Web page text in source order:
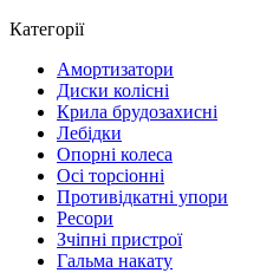
Категорії
Амортизатори
Диски колісні
Крила брудозахисні
Лебідки
Опорні колеса
Осі торсіонні
Противідкатні упори
Ресори
Зчіпні пристрої
Гальма накату